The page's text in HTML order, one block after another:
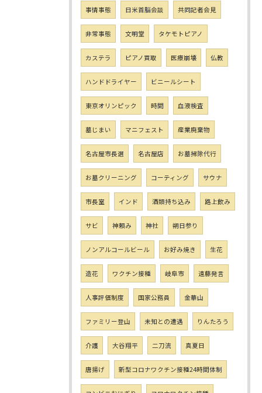
事情事態 日米首脳会談 共同記者会見
非常事態 文明堂 タケモトピアノ
カステラ ピアノ買取 医療崩壊 仏教
ハンドドライヤー ビニールシート
東京オリンピック 時間 血液検査
墓じまい マニフェスト 産業廃棄物
名古屋市長選 名古屋店 お墓掃除代行
お墓クリーニング コーティング サウナ
市長室 インド 酒類持ち込み 路上飲み
サビ 神頼み 神社 朔日参り
ノンアルコールビール お好み焼き 生花
造花 ワクチン接種 岐阜市 遠藤発言
人事評価制度 国家公務員 金華山
ファミリー登山 未知との遭遇 りんたろう
介護 大谷翔平 二刀流 真夏日
唐揚げ 新型コロナワクチン接種24時間体制